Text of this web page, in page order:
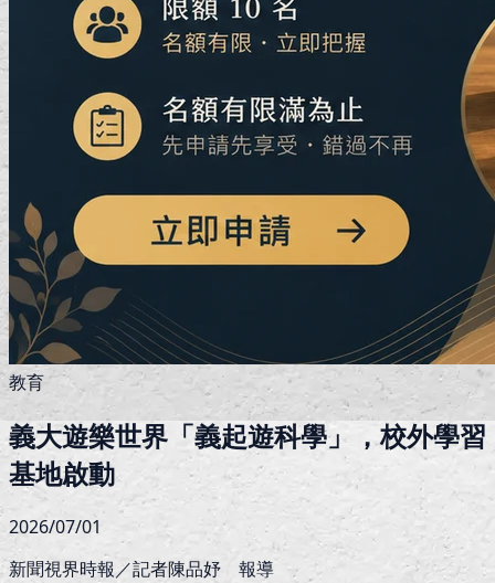
教育
義大遊樂世界「義起遊科學」，校外學習
基地啟動
2026/07/01
新聞視界時報／記者陳品妤 報導